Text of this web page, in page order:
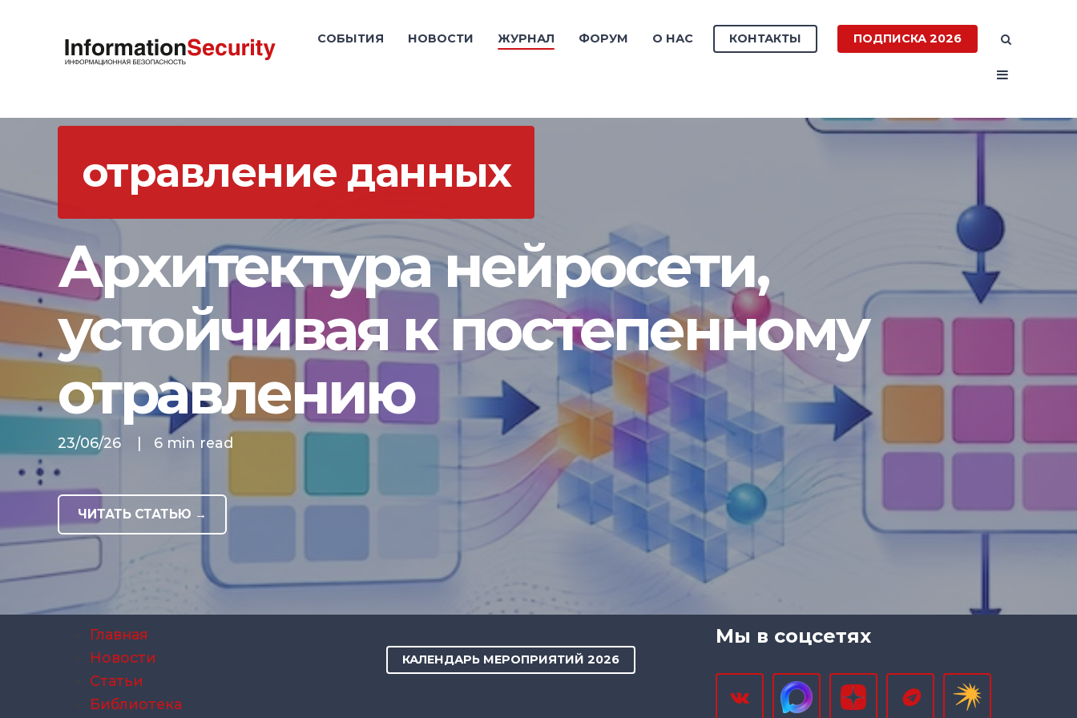
СОБЫТИЯ НОВОСТИ ЖУРНАЛ ФОРУМ О НАС КОНТАКТЫ ПОДПИСКА 2026
отравление данных
Архитектура нейросети,
устойчивая к постепенному
отравлению
23/06/26 6 min read
ЧИТАТЬ СТАТЬЮ →
Главная
Новости
Статьи
Библиотека
КАЛЕНДАРЬ МЕРОПРИЯТИЙ 2026
Мы в соцсетях